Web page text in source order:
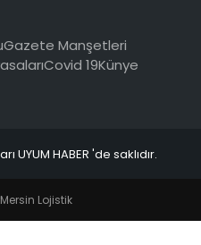
Gazete Manşetleri
Covid 19Künye
UYUM HABER 'de saklıdır.
Mersin Lojistik